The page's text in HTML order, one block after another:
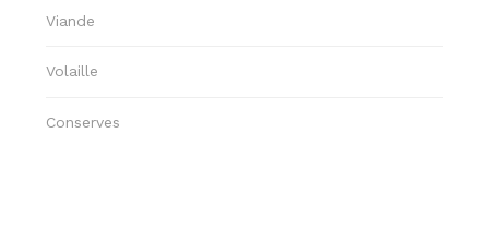
Viande
Volaille
Conserves